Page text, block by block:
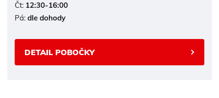
Čt: 12:30-16:00
Pá: dle dohody
DETAIL POBOČKY